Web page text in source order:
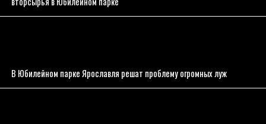
В Юбилейном парке Ярославля решат проблему огромных луж